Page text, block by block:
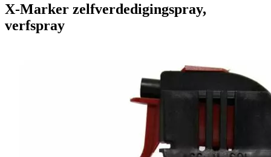
X-Marker zelfverdedigingspray,
verfspray